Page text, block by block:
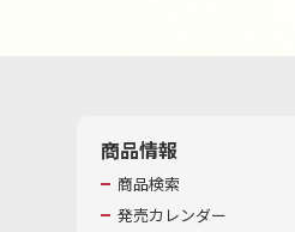
商品情報
商品検索
発売カレンダー